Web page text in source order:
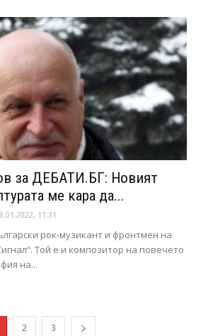
за ДЕБАТИ.БГ: Новият
ме кара да...
11:31
рок-музикант и фронтмен на
Той е и композитор на повечето
на...
2 3